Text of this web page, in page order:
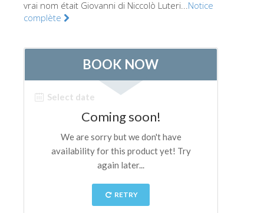
Le Jardin de Boboli
La tour d'Arnolfo
Le Corridor de Vasari
Le Palazzo Vecchio
Santa Maria Novella
vrai nom était Giovanni di Niccolò Luteri...Notice
complète